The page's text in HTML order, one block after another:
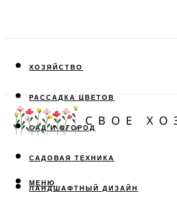
ХОЗЯЙСТВО
РАССАДКА ЦВЕТОВ
САД И ОГОРОД
САДОВАЯ ТЕХНИКА
ЛАНДШАФТНЫЙ ДИЗАЙН
МЕНЮ